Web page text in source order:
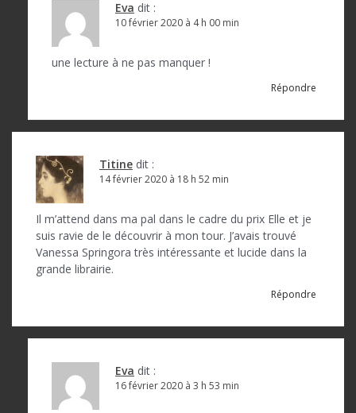
Eva dit :
10 février 2020 à 4 h 00 min
une lecture à ne pas manquer !
Répondre
Titine dit :
14 février 2020 à 18 h 52 min
Il m’attend dans ma pal dans le cadre du prix Elle et je
suis ravie de le découvrir à mon tour. J’avais trouvé
Vanessa Springora très intéressante et lucide dans la
grande librairie.
Répondre
Eva dit :
16 février 2020 à 3 h 53 min